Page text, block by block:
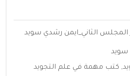
الثاني_ايمن رشدي سويد
سويد
, كتب مهمة في علم التجويد